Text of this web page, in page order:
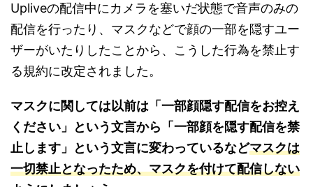
Upliveの配信中にカメラを塞いだ状態で音声のみの
配信を行ったり、マスクなどで顔の一部を隠すユー
ザーがいたりしたことから、こうした行為を禁止す
る規約に改定されました。
マスクに関しては以前は「一部顔隠す配信をお控え
ください」という文言から「一部顔を隠す配信を禁
止します」という文言に変わっているなどマスクは
一切禁止となったため、マスクを付けて配信しない